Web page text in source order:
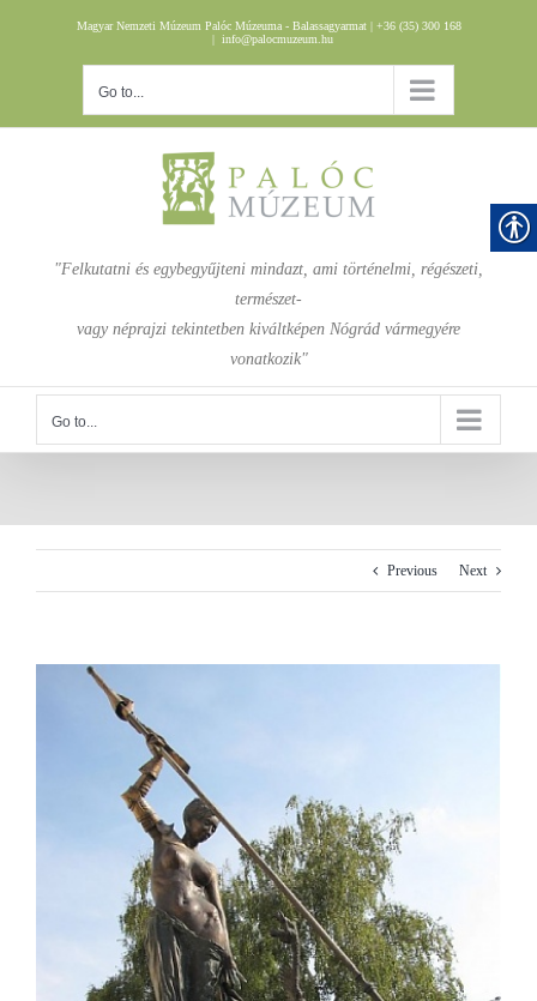
Magyar Nemzeti Múzeum Palóc Múzeuma - Balassagyarmat | +36 (35) 300 168
| info@palocmuzeum.hu
Go to...
"Felkutatni és egybegyűjteni mindazt, ami történelmi, régészeti,
természet-
vagy néprajzi tekintetben kiváltképen Nógrád vármegyére
vonatkozik"
Go to...
Previous Next